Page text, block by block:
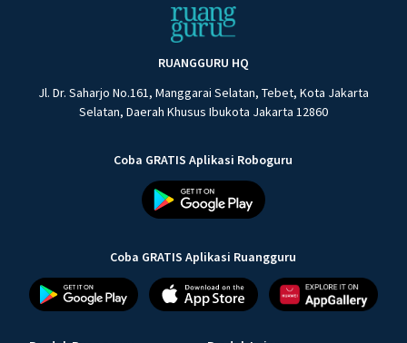
RUANGGURU HQ
Jl. Dr. Saharjo No.161, Manggarai Selatan, Tebet, Kota Jakarta
Selatan, Daerah Khusus Ibukota Jakarta 12860
Coba GRATIS Aplikasi Roboguru
Coba GRATIS Aplikasi Ruangguru